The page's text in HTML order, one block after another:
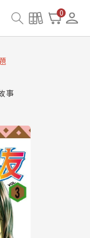
0
及資產合併結果
與書櫃開通申請
資產合併結果
與書櫃開通申請
事